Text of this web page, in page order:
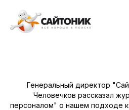
Генеральный директор
Человечков рассказал
персоналом" о нашем подходе